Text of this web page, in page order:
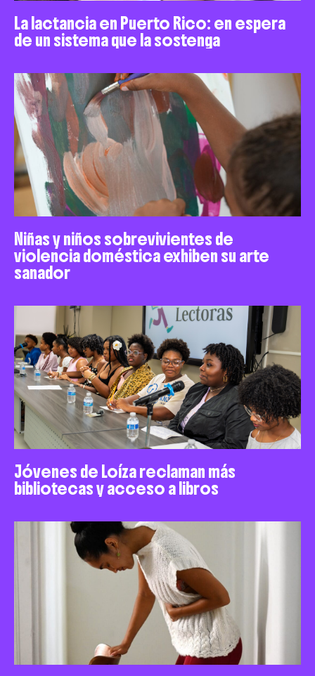
La lactancia en Puerto Rico: en espera
de un sistema que la sostenga
Niñas y niños sobrevivientes de
violencia doméstica exhiben su arte
sanador
Jóvenes de Loíza reclaman más
bibliotecas y acceso a libros